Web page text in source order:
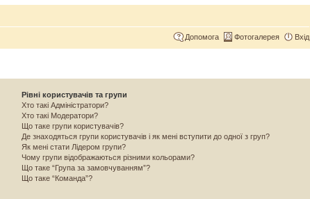
Допомога Фотогалерея Вхід
Рівні користувачів та групи
Хто такі Адміністратори?
Хто такі Модератори?
Що таке групи користувачів?
Де знаходяться групи користувачів і як мені вступити до одної з груп?
Як мені стати Лідером групи?
Чому групи відображаються різними кольорами?
Що таке “Група за замовчуванням”?
Що таке “Команда”?